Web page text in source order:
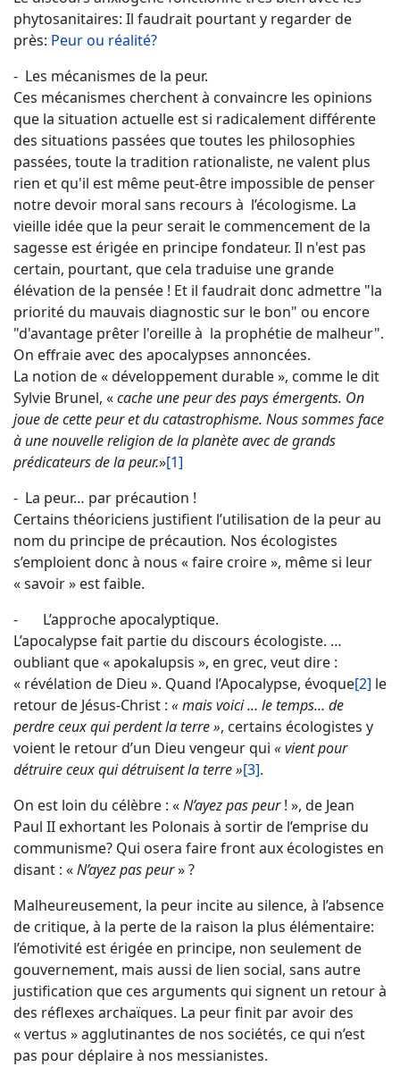
phytosanitaires: Il faudrait pourtant y regarder de
près: Peur ou réalité?
- Les mécanismes de la peur.
Ces mécanismes cherchent à convaincre les opinions
que la situation actuelle est si radicalement différente
des situations passées que toutes les philosophies
passées, toute la tradition rationaliste, ne valent plus
rien et qu'il est même peut-être impossible de penser
notre devoir moral sans recours à l’écologisme. La
vieille idée que la peur serait le commencement de la
sagesse est érigée en principe fondateur. Il n'est pas
certain, pourtant, que cela traduise une grande
élévation de la pensée ! Et il faudrait donc admettre "la
priorité du mauvais diagnostic sur le bon" ou encore
"d'avantage prêter l'oreille à la prophétie de malheur".
On effraie avec des apocalypses annoncées.
La notion de « développement durable », comme le dit
Sylvie Brunel, «cache une peur des pays émergents. On
joue de cette peur et du catastrophisme. Nous sommes face
à une nouvelle religion de la planète avec de grands
prédicateurs de la peur.»[1]
- La peur… par précaution !
Certains théoriciens justifient l’utilisation de la peur au
nom du principe de précaution. Nos écologistes
s’emploient donc à nous « faire croire », même si leur
« savoir » est faible.
- L’approche apocalyptique.
L’apocalypse fait partie du discours écologiste. …
oubliant que « apokalupsis », en grec, veut dire :
« révélation de Dieu ». Quand l’Apocalypse, évoque[2] le
retour de Jésus-Christ : « mais voici … le temps… de
perdre ceux qui perdent la terre », certains écologistes y
voient le retour d’un Dieu vengeur qui « vient pour
détruire ceux qui détruisent la terre »[3].
On est loin du célèbre : «N’ayez pas peur! », de Jean
Paul II exhortant les Polonais à sortir de l’emprise du
communisme? Qui osera faire front aux écologistes en
disant : «N’ayez pas peur» ?
Malheureusement, la peur incite au silence, à l’absence
de critique, à la perte de la raison la plus élémentaire:
l’émotivité est érigée en principe, non seulement de
gouvernement, mais aussi de lien social, sans autre
justification que ces arguments qui signent un retour à
des réflexes archaïques. La peur finit par avoir des
« vertus » agglutinantes de nos sociétés, ce qui n’est
pas pour déplaire à nos messianistes.